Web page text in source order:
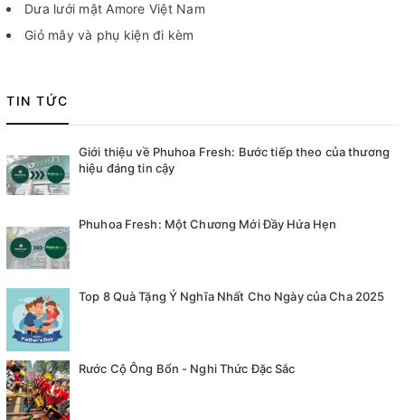
Dưa lưới mật Amore Việt Nam
Giỏ mây và phụ kiện đi kèm
TIN TỨC
Giới thiệu về Phuhoa Fresh: Bước tiếp theo của thương
hiệu đáng tin cậy
Phuhoa Fresh: Một Chương Mới Đầy Hứa Hẹn
Top 8 Quà Tặng Ý Nghĩa Nhất Cho Ngày của Cha 2025
Rước Cộ Ông Bổn - Nghi Thức Đặc Sắc